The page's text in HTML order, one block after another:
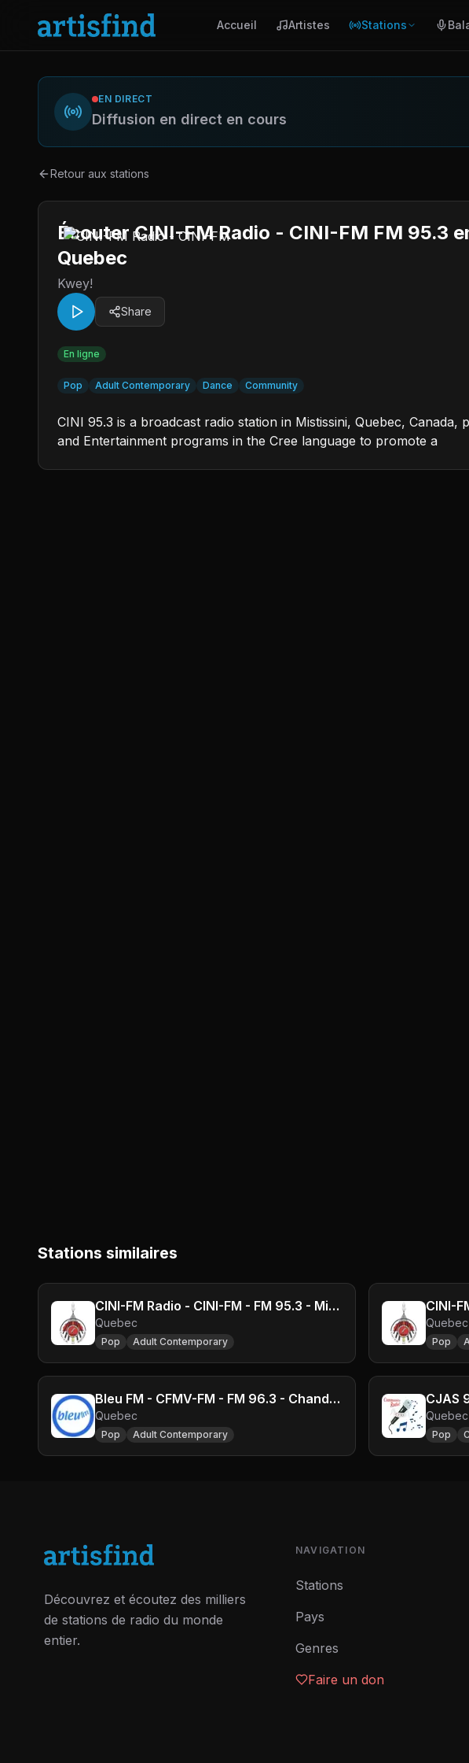
Accueil Artistes Stations
EN DIRECT
Diffusion en direct en cours
Retour aux stations
Écouter CINI-FM Radio - CINI-FM FM 95.3
Quebec
Kwey!
Share
En ligne
Pop Adult Contemporary Dance Community
CINI 95.3 is a broadcast radio station in Mistissini, Quebec, Canada,
and Entertainment programs in the Cree language to promote a
Stations similaires
CINI-FM Radio - CINI-FM - FM 95.3 - Mistissini, QC
Quebec
Pop Adult Contemporary
Quebec
Pop
Bleu FM - CFMV-FM - FM 96.3 - Chandler, QC
Quebec
Pop Adult Contemporary
Quebec
Pop
Découvrez et écoutez des milliers
de stations de radio du monde
entier.
NAVIGATION
Stations
Pays
Genres
Faire un don